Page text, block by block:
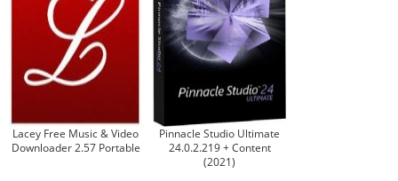
Lacey Free Music & Video
Downloader 2.57 Portable
Pinnacle Studio Ultimate
24.0.2.219 + Content
(2021)